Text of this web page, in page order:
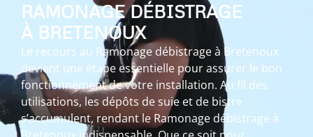
RAMONAGE DÉBISTRAGE
À BRETENOUX
Le recours au Ramonage débistrage à Bretenoux
devient une étape essentielle pour assurer le bon
fonctionnement de votre installation. Au fil des
utilisations, les dépôts de suie et de bistre
s’accumulent, rendant le Ramonage débistrage à